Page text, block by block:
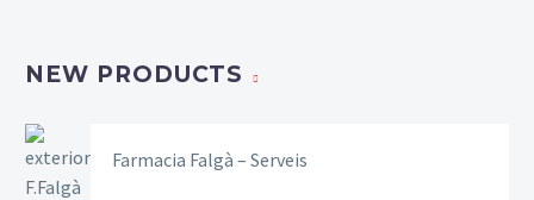
NEW PRODUCTS
Farmacia Falgà – Serveis